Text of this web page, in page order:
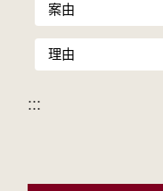
案由
理由
:::